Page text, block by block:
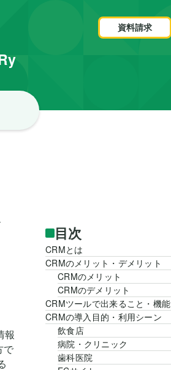
資料請求
目次
CRMとは
CRMのメリット・デメリット
CRMのメリット
CRMのデメリット
CRMツールで出来ること・機能
CRMの導入目的・利用シーン
飲食店
病院・クリニック
歯科医院